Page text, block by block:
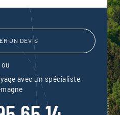
UN DEVIS
ou
avec un spécialiste